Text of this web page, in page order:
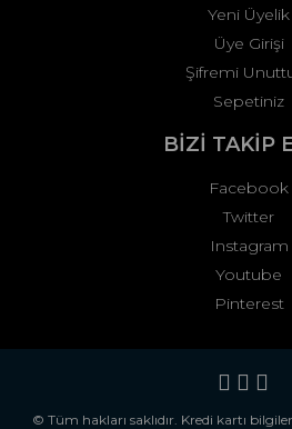
Yeni Üyelik
Üye Girişi
Şifremi
Sepetiniz
BİZİ TAKİP
Facebook
Twitter
Instagram
Youtube
Pinterest
© Tüm hakları saklıdır. Kredi kartı